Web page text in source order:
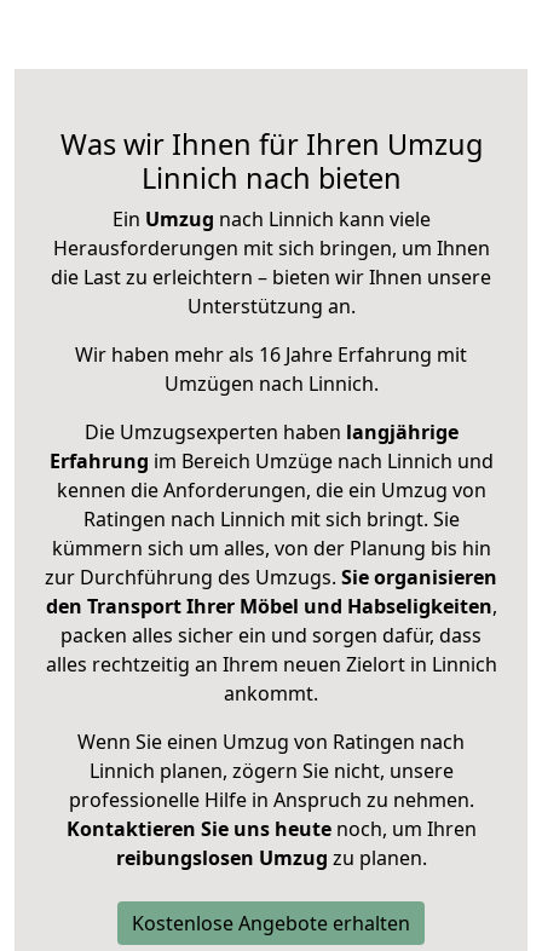
Was wir Ihnen für Ihren Umzug
Linnich nach bieten
Ein Umzug nach Linnich kann viele
Herausforderungen mit sich bringen, um Ihnen
die Last zu erleichtern – bieten wir Ihnen unsere
Unterstützung an.
Wir haben mehr als 16 Jahre Erfahrung mit
Umzügen nach Linnich.
Die Umzugsexperten haben langjährige
Erfahrung im Bereich Umzüge nach Linnich und
kennen die Anforderungen, die ein Umzug von
Ratingen nach Linnich mit sich bringt. Sie
kümmern sich um alles, von der Planung bis hin
zur Durchführung des Umzugs. Sie organisieren
den Transport Ihrer Möbel und Habseligkeiten,
packen alles sicher ein und sorgen dafür, dass
alles rechtzeitig an Ihrem neuen Zielort in Linnich
ankommt.
Wenn Sie einen Umzug von Ratingen nach
Linnich planen, zögern Sie nicht, unsere
professionelle Hilfe in Anspruch zu nehmen.
Kontaktieren Sie uns heutenoch, um Ihren
reibungslosen Umzug zu planen.
Kostenlose Angebote erhalten